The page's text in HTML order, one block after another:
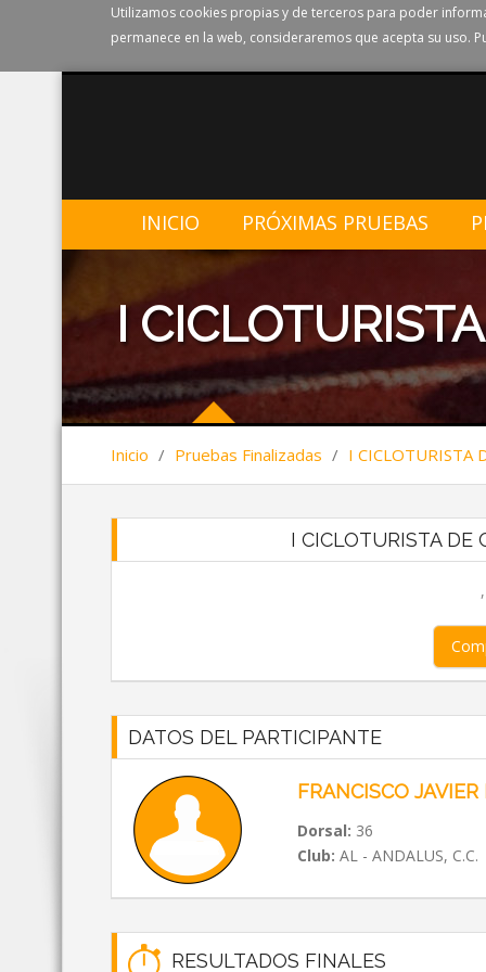
Utilizamos cookies propias y de terceros para poder
permanece en la web, consideraremos que acepta su
INICIO PRÓXIMAS PRUEBAS
I
Inicio / Pruebas Finalizadas / I CICLOTURISTA
I CICLOTURISTA DE
DATOS DEL PARTICIPANTE
FRANCISCO
Dorsal: 36
Club: AL - ANDALUS, C.C.
RESULTADOS FINALES